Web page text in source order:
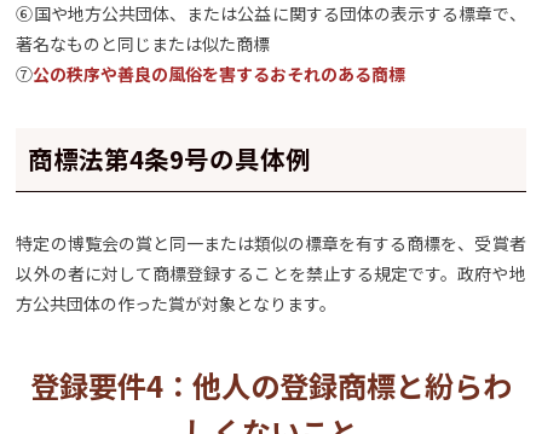
⑥国や地方公共団体、または公益に関する団体の表示する標章で、
著名なものと同じまたは似た商標
⑦公の秩序や善良の風俗を害するおそれのある商標
商標法第4条9号の具体例
特定の博覧会の賞と同一または類似の標章を有する商標を、受賞者
以外の者に対して商標登録することを禁止する規定です。政府や地
方公共団体の作った賞が対象となります。
登録要件4：他人の登録商標と紛らわ